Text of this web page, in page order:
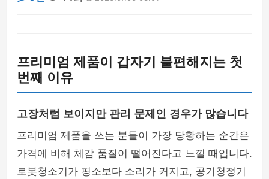
신제품
아가이야기
여행이야기
프리미엄 제품이 갑자기 불편해지는 첫
번째 이유
고장처럼 보이지만 관리 문제인 경우가 많습니다
프리미엄 제품을 쓰는 분들이 가장 당황하는 순간은
가격에 비해 체감 품질이 떨어진다고 느낄 때입니다.
로봇청소기가 평소보다 소리가 커지고, 공기청정기